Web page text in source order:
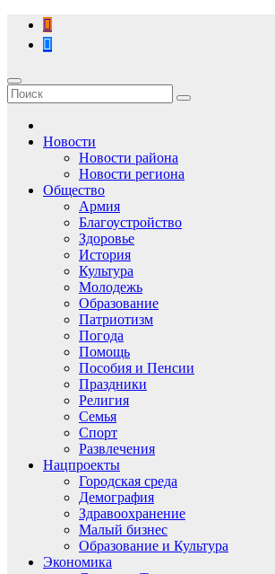
Перейти
содержимому
Новости
Новости района
Новости региона
Общество
Армия
Благоустройство
Здоровье
История
Культура
Молодежь
Образование
Патриотизм
Погода
Помощь
Пособия и Пенсии
Праздники
Религия
Семья
Спорт
Развлечения
Нацпроекты
Городская среда
Демография
Здравоохранение
Малый бизнес
Образование и Культура
Экономика